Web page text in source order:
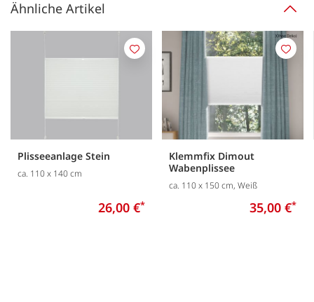
Ähnliche Artikel
Plisseeanlage Stein
ca. 110 x 140 cm
26,00 €*
Merken
Klemmfix Dimout
Wabenplissee
ca. 110 x 150 cm, Weiß
35,00 €*